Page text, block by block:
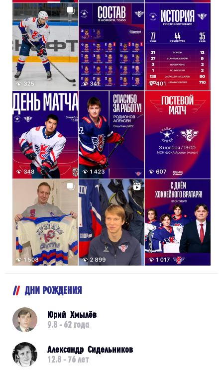
ДНИ РОЖДЕНИЯ
Юрий Хмылёв
9.8 - 62 года
Александр Сидельников
12.8 - 76 лет